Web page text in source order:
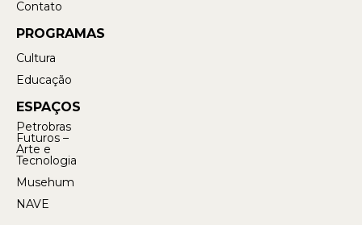
Contato
PROGRAMAS
Cultura
Educação
ESPAÇOS
Petrobras
Futuros –
Arte e
Tecnologia
Musehum
NAVE